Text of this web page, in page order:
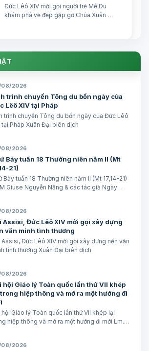
Đức Lêô XIV mời gọi người trẻ Mễ Du
khám phá vẻ đẹp gặp gỡ Chúa Xuân Đại
do Đức Hồng y Quốc vụ khanh Tòa
Thánh …
2026
trình chuyến Tông du bốn ngày của
Lêô XIV tại Pháp
trình chuyến Tông du bốn ngày của Đức Lêô
tại Pháp Xuân Đại biên dịch
2026
Bảy tuần 18 Thường niên năm II (Mt
21)
Bảy tuần 18 Thường niên năm II (Mt 17,14-21)
Giuse Nguyễn Năng & các tác giả Ngày
BÀI ĐỌC I (năm II): Kb 1, 12…
2026
Assisi, Đức Lêô XIV mời gọi xây dựng
văn minh tình thương
Assisi, Đức Lêô XIV mời gọi xây dựng nền văn
tình thương Xuân Đại biên dịch
2026
hội Giáo lý Toàn quốc lần thứ VII khép
hiệp thông và mở ra một hướng đi
Giáo lý Toàn quốc lần thứ VII khép lại
hiệp thông và mở ra một hướng đi mới Lm.
2026